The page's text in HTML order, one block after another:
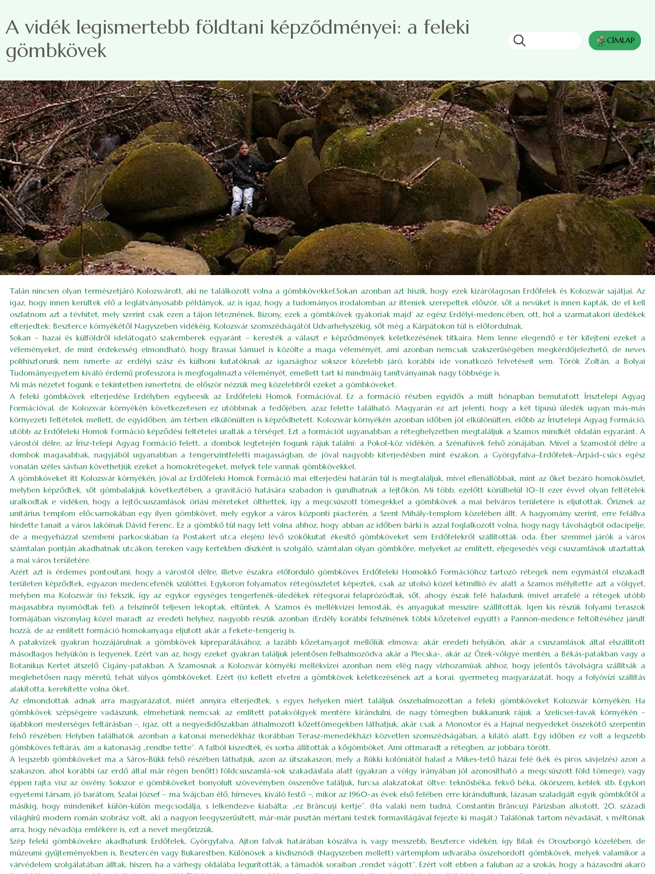
A vidék legismertebb földtani képződményei: a feleki
gömbkövek
CÍMLAP
Talán nincsen olyan természetjáró Kolozsvárott, aki ne találkozott volna a gömbkövekkel.Sokan azonban azt hiszik, hogy ezek kizárólagosan Erdőfelek és Kolozsvár sajátjai. Az
igaz, hogy innen kerültek elő a leglátványosabb példányok, az is igaz, hogy a tudományos irodalomban az itteniek szerepeltek először, sőt a nevüket is innen kapták, de el kell
oszlatnom azt a tévhitet, mely szerint csak ezen a tájon léteznének. Bizony, ezek a gömbkövek gyakoriak majd’ az egész Erdélyi-medencében, ott, hol a szarmatakori üledékek
elterjedtek: Beszterce környékétől Nagyszeben vidékéig, Kolozsvár szomszédságától Udvarhelyszékig, sőt még a Kárpátokon túl is előfordulnak.
Sokan – hazai és külföldről idelátogató szakemberek egyaránt – keresték a választ e képződmények keletkezésének titkaira. Nem lenne elegendő e tér kifejteni ezeket a
véleményeket, de mint érdekesség elmondható, hogy Brassai Sámuel is közölte a maga véleményét, ami azonban nemcsak szakszerűségében megkérdőjelezhető, de neves
polihisztorunk nem ismerte az erdélyi szász és külhoni kutatóknak az igazsághoz sokszor közelebb járó, korábbi ide vonatkozó felvetéseit sem. Török Zoltán, a Bolyai
Tudományegyetem kiváló érdemű professzora is megfogalmazta véleményét, emellett tart ki mindmáig tanítványainak nagy többsége is.
Mi más nézetet fogunk e tekintetben ismertetni, de először nézzük meg közelebbről ezeket a gömbköveket.
A feleki gömbkövek elterjedése Erdélyben egybeesik az Erdőfeleki Homok Formációval. Ez a formáció részben egyidős a múlt hónapban bemutatott Írisztelepi Agyag
Formációval, de Kolozsvár környékén következetesen ez utóbbinak a fedőjében, azaz felette található. Magyarán ez azt jelenti, hogy a két típusú üledék ugyan más-más
környezeti feltételek mellett, de egyidőben, ám térben elkülönülten is képződhetett. Kolozsvár környékén azonban időben jól elkülönülten, előbb az Írisztelepi Agyag Formáció,
utóbb az Erdőfeleki Homok Formáció képződési feltételei uralták a térséget. Ezt a formációt ugyanabban a réteghelyzetben megtaláljuk a Szamos mindkét oldalán egyaránt. A
várostól délre, az Írisz-telepi Agyag Formáció felett, a dombok legtetején fogunk rájuk találni: a Pokol-köz vidékén, a Szénafüvek felső zónájában. Mivel a Szamostól délre a
dombok magasabbak, nagyjából ugyanabban a tengerszintfeletti magasságban, de jóval nagyobb kiterjedésben mint északon, a Györgyfalva–Erdőfelek–Árpád-csúcs egész
vonalán széles sávban követhetjük ezeket a homokrétegeket, melyek tele vannak gömbkövekkel.
A gömbköveket itt Kolozsvár környékén, jóval az Erdőfeleki Homok Formáció mai elterjedési határán túl is megtaláljuk, mivel ellenállóbbak, mint az őket bezáró homokösszlet,
melyben képződtek, sőt gömbalakjuk következtében, a gravitáció hatására szabadon is gurulhatnak a lejtőkön. Mi több, ezelőtt körülbelül 10–11 ezer évvel olyan feltételek
uralkodtak e vidéken, hogy a lejtőcsuszamlások óriási méreteket ölthettek, így a megcsúszott tömegekkel a gömbkövek a mai belváros területére is eljutottak. Őriznek az
unitárius templom előcsarnokában egy ilyen gömbkövet, mely egykor a város központi piacterén, a Szent Mihály-templom közelében állt. A hagyomány szerint, erre felállva
hirdette tanait a város lakóinak Dávid Ferenc. Ez a gömbkő túl nagy lett volna ahhoz, hogy abban az időben bárki is azzal foglalkozott volna, hogy nagy távolságból odacipelje,
de a megyeházzal szembeni parkocskában (a Postakert utca elején) lévő szökőkutat ékesítő gömbköveket sem Erdőfelekről szállították oda. Éber szemmel járók a város
számtalan pontján akadhatnak utcákon, tereken vagy kertekben díszként is szolgáló, számtalan olyan gömbkőre, melyeket az említett, eljegesedés végi csuszamlások utaztattak
a mai város területére.
Azért azt is érdemes pontosítani, hogy a várostól délre, illetve északra előforduló gömbköves Erdőfeleki Homokkő Formációhoz tartozó rétegek nem egymástól elszakadt
területen képződtek, egyazon medencefenék szülöttei. Egykoron folyamatos rétegösszletet képeztek, csak az utolsó közel kétmillió év alatt a Szamos mélyítette azt a völgyet,
melyben ma Kolozsvár (is) fekszik, így az egykor egységes tengerfenék-üledékek rétegsorai felaprózódtak, sőt, ahogy észak felé haladunk (mivel arrafelé a rétegek utóbb
magasabbra nyomódtak fel), a felszínről teljesen lekoptak, eltűntek. A Szamos és mellékvizei lemosták, és anyagukat messzire szállították. Igen kis részük folyami teraszok
formájában viszonylag közel maradt az eredeti helyhez, nagyobb részük azonban (Erdély korábbi felszínének többi kőzeteivel együtt) a Pannon-medence feltöltéséhez járult
hozzá, de az említett formáció homokanyaga eljutott akár a Fekete-tengerig is.
A patakvizek gyakran hozzájárulnak a gömbkövek kipreparálásához, a lazább kőzetanyagot mellőlük elmosva: akár eredeti helyükön, akár a csuszamlások által elszállított
másodlagos helyükön is legyenek. Ezért van az, hogy ezeket gyakran találjuk jelentősen felhalmozódva akár a Plecska-, akár az Őzek-völgye mentén, a Békás-patakban vagy a
Botanikus Kertet átszelő Cigány-patakban. A Szamosnak a Kolozsvár környéki mellékvizei azonban nem elég nagy vízhozamúak ahhoz, hogy jelentős távolságra szállítsák a
meglehetősen nagy méretű, tehát súlyos gömbköveket. Ezért (is) kellett elvetni a gömbkövek keletkezésének azt a korai, gyermeteg magyarázatát, hogy a folyóvízi szállítás
alakította, kerekítette volna őket.
Az elmondottak adnak arra magyarázatot, miért annyira elterjedtek, s egyes helyeken miért találjuk összehalmozottan a feleki gömbköveket Kolozsvár környékén. Ha
gömbkövek szépségeire vadászunk, elmehetünk nemcsak az említett patakvölgyek mentére kirándulni, de nagy tömegben bukkanunk rájuk a Szelicsei-tavak környékén –
újabbkori mesterséges feltárásban –, igaz, ott a negyedidőszakban áthalmozott kőzettömegekben láthatjuk, akár csak a Monostor és a Hajnal negyedeket összekötő szerpentin
felső részében. Helyben találhatók azonban a katonai menedékház (korábban Terasz-menedékház) közvetlen szomszédságában, a kilátó alatt. Egy időben ez volt a legszebb
gömbköves feltárás, ám a katonaság „rendbe tette”. A falból kiszedték, és sorba állították a kőgömböket. Ami ottmaradt a rétegben, az jobbára törött.
A legszebb gömbköveket ma a Sáros-Bükk felső részében láthatjuk, azon az útszakaszon, mely a Bükki kolóniától halad a Mikes-tető házai felé (kék és piros sávjelzés) azon a
szakaszon, ahol korábbi (az erdő által már régen benőtt) földcsuszamlá-sok szakadásfala alatt (gyakran a völgy irányában jól azonosítható a megcsúszott föld tömege), vagy
éppen rajta visz az ösvény. Sokszor e gömbköveket bonyolult szövevényben összenőve találjuk, furcsa alakzatokat öltve: teknősbéka, fekvő béka, ökörszem, keblek stb. Egykori
egyetemi társam, jó barátom, Szalai József – ma Svájcban élő, hírneves, kiváló festő –, mikor az 1960-as évek első felében erre kirándultunk, lázasan szaladgált egyik gömbkőtől a
másikig, hogy mindeniket külön-külön megcsodálja, s lelkendezve kiabálta: „ez Brâncuşi kertje”. (Ha valaki nem tudná, Constantin Brâncuşi Párizsban alkotott, 20. századi
világhírű modern román szobrász volt, aki a nagyon leegyszerűsített, már-már pusztán mértani testek formavilágával fejezte ki magát.) Találónak tartom névadását, s méltónak
arra, hogy névadója emlékére is, ezt a nevet megőrizzük.
Szép feleki gömbkövekre akadhatunk Erdőfelek, György­falva, Ajton falvak határában kószálva is, vagy messzebb, Beszterce vidékén, így Bilak és Oroszborgó közelében, de
múzeumi gyűjteményekben is, Besztercén vagy Bukarestben. Különösek a kisdisznódi (Nagyszeben mellett) vártemplom udvarába összehordott gömbkövek, melyek valamikor a
várvédelem szolgálatában álltak, hiszen, ha a várhegy oldalába legurították, a támadók soraiban „rendet vágott”. Ezért volt ebben a faluban az a szokás, hogy a házasodni akaró